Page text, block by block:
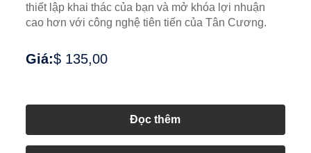
thiết lập khai thác của bạn và mở khóa lợi nhuận
cao hơn với công nghệ tiên tiến của Tân Cương.
Giá:$ 135,00
Đọc thêm